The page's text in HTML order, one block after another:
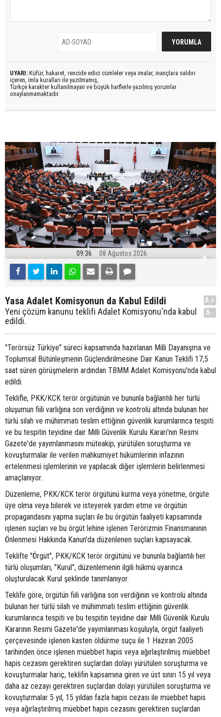
UYARI: Küfür, hakaret, rencide edici cümleler veya imalar, inançlara saldırı
içeren, imla kuralları ile yazılmamış,
Türkçe karakter kullanılmayan ve büyük harflerle yazılmış yorumlar
onaylanmamaktadır.
09:36 08 Ağustos 2026
Yasa Adalet Komisyonun da Kabul Edildi
Yeni çözüm kanunu teklifi Adalet Komisyonu'nda kabul
edildi.
A+
A-
"Terörsüz Türkiye" süreci kapsamında hazırlanan Milli Dayanışma ve
Toplumsal Bütünleşmenin Güçlendirilmesine Dair Kanun Teklifi 17,5
saat süren görüşmelerin ardından TBMM Adalet Komisyonu'nda kabul
edildi.
Teklifle, PKK/KCK terör örgütünün ve bununla bağlantılı her türlü
oluşumun fiili varlığına son verdiğinin ve kontrolü altında bulunan her
türlü silah ve mühimmatı teslim ettiğinin güvenlik kurumlarınca tespiti
ve bu tespitin teyidine dair Milli Güvenlik Kurulu Kararı'nın Resmi
Gazete'de yayımlanmasını müteakip, yürütülen soruşturma ve
kovuşturmalar ile verilen mahkumiyet hükümlerinin infazının
ertelenmesi işlemlerinin ve yapılacak diğer işlemlerin belirlenmesi
amaçlanıyor.
Düzenleme, PKK/KCK terör örgütünü kurma veya yönetme, örgüte
üye olma veya bilerek ve isteyerek yardım etme ve örgütün
propagandasını yapma suçları ile bu örgütün faaliyeti kapsamında
işlenen suçları ve bu örgüt lehine işlenen Terörizmin Finansmanının
Önlenmesi Hakkında Kanun'da düzenlenen suçları kapsayacak.
Teklifte "Örgüt", PKK/KCK terör örgütünü ve bununla bağlantılı her
türlü oluşumları, "Kurul", düzenlemenin ilgili hükmü uyarınca
oluşturulacak Kurul şeklinde tanımlanıyor.
Teklife göre, örgütün fiili varlığına son verdiğinin ve kontrolü altında
bulunan her türlü silah ve mühimmatı teslim ettiğinin güvenlik
kurumlarınca tespiti ve bu tespitin teyidine dair Milli Güvenlik Kurulu
Kararının Resmi Gazete'de yayımlanması koşuluyla, örgüt faaliyeti
çerçevesinde işlenen kasten öldürme suçu ile 1 Haziran 2005
tarihinden önce işlenen müebbet hapis veya ağırlaştırılmış müebbet
hapis cezasını gerektiren suçlardan dolayı yürütülen soruşturma ve
kovuşturmalar hariç, teklifin kapsamına giren ve üst sınırı 15 yıl veya
daha az cezayı gerektiren suçlardan dolayı yürütülen soruşturma ve
kovuşturmalar 5 yıl, 15 yıldan fazla hapis cezası ile müebbet hapis
veya ağırlaştırılmış müebbet hapis cezasını gerektiren suçlardan